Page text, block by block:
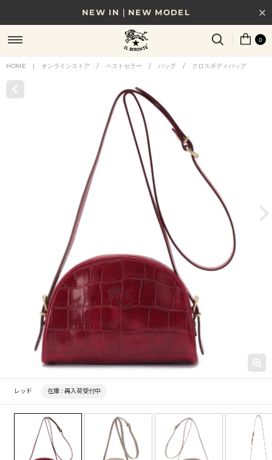
NEW IN｜NEW MODEL
8/17(月)10時まで｜税込11,000円以上で送料無料
贈る相手やシーンから選べる、新しいギフトガイド
NEW IN｜COLOR LEATHER
0
HOME | オンラインストア / ベストセラー / バッグ / クロスボディバッグ
レッド 在庫 : 再入荷受付中